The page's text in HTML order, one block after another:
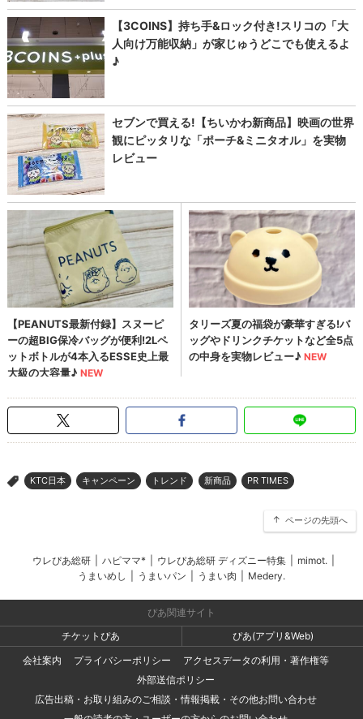
> KTC日本 キャンペーン トレンド 新商品 PR TIMES
ページの先頭へ
ウレぴあ総研 ハピママ* ウレぴあ総研 ディズニー特集 mimot.
うまいめし
うまいパン うまい肉 Medery.
ぴあ関連サイト
チケットぴあ
ぴあ(アプリ&Web)
会社案内
プライバシーポリシー
アクセスデータの利用・著作権等
外部送信ポリシー
広告出稿・お取り組みのご相談・情報掲載・その他お問い合わせ